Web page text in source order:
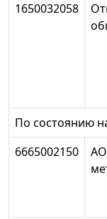
1650032058
По состоянию
6665002150
АО